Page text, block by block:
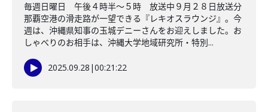
毎週日曜日 午後４時半～５時 放送中９月２８日放送分
那覇空港の滑走路が一望できる『レキオスラウンジ』。今
週は、沖縄県知事の玉城デニーさんをお迎えしました。お
しゃべりのお相手は、沖縄大学地域研究所・特別...
2025.09.28 |00:21:22